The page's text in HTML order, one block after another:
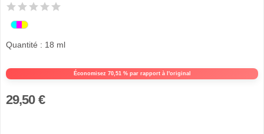
Économisez 70,51 % par rapport à l'original
Quantité : 18 ml
29,50 €